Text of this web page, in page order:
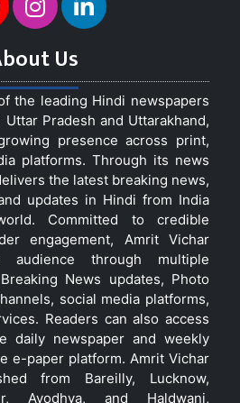
Us
the leading Hindi newspapers
Pradesh and Uttarakhand,
presence across print,
platforms. Through its news
the latest breaking news,
updates in Hindi from India
Committed to credible
engagement, Amrit Vichar
through multiple
News updates, Photo
social media platforms,
Readers can also access
daily newspaper and weekly
e-paper platform. Amrit Vichar
from Bareilly, Lucknow,
Ayodhya, and Haldwani,